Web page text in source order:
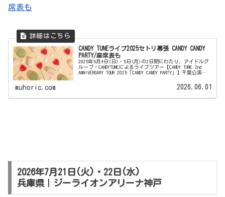
席表も
CANDY TUNEライブ2025セトリ幕張 CANDY CANDY
PARTY/座席表も
2025年5月4日(日)・5日(月)の2日間にわたり、アイドルグ
ループ・CANDYTUNEによるライブツアー【CANDY TUNE 2nd
ANNIVERSARY TOUR 2025「CANDY CANDY PARTY」】千葉公演が
muhoric.com 2026.06.01
2026年7月21日(火)・22日(水)
兵庫県｜ジーライオンアリーナ神戸